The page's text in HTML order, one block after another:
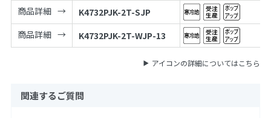
商品詳細
K4732PJK-2T-SJP
商品詳細
K4732PJK-2T-WJP-13
アイコンの詳細についてはこちら
関連するご質問